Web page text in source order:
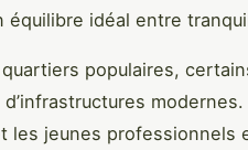
équilibre idéal entre
quartiers populaires,
les jeunes professionnels